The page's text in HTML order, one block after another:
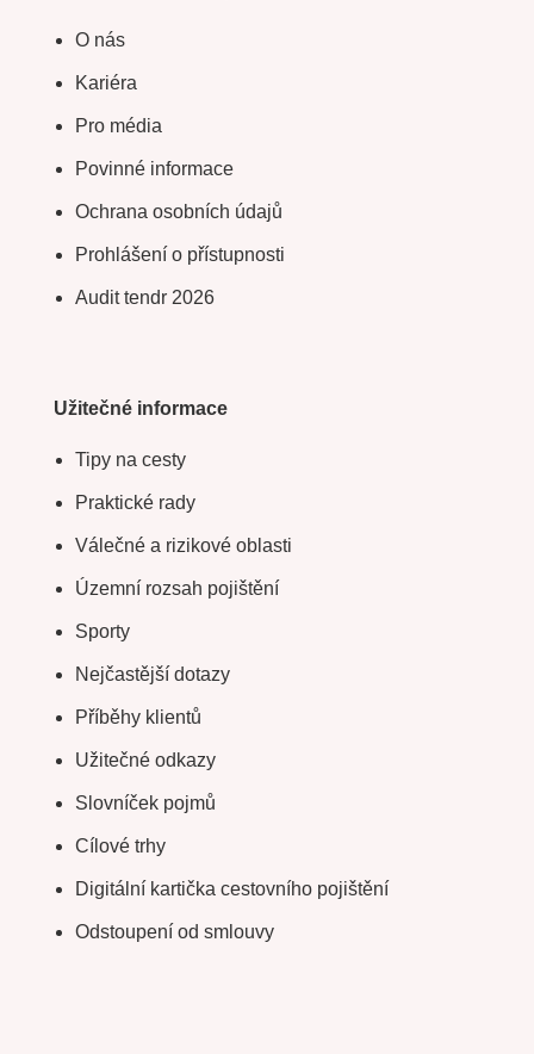
O nás
Kariéra
Pro média
Povinné informace
Ochrana osobních údajů
Prohlášení o přístupnosti
Audit tendr 2026
Užitečné informace
Tipy na cesty
Praktické rady
Válečné a rizikové oblasti
Územní rozsah pojištění
Sporty
Nejčastější dotazy
Příběhy klientů
Užitečné odkazy
Slovníček pojmů
Cílové trhy
Digitální kartička cestovního pojištění
Odstoupení od smlouvy